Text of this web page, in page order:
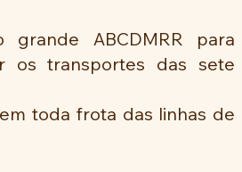
ABCDMRR para
os transportes das sete
toda frota das linhas de